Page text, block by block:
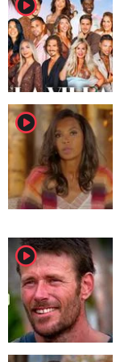
player2
player2